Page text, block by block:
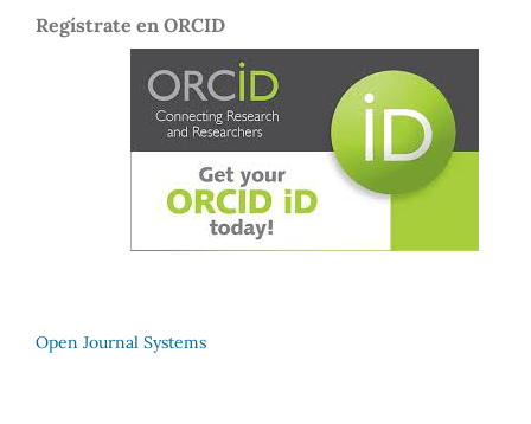
Regístrate en ORCID
Open Journal Systems